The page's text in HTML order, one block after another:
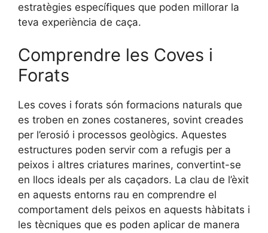
estratègies específiques que poden millorar la
teva experiència de caça.
Comprendre les Coves i
Forats
Les coves i forats són formacions naturals que
es troben en zones costaneres, sovint creades
per l’erosió i processos geològics. Aquestes
estructures poden servir com a refugis per a
peixos i altres criatures marines, convertint-se
en llocs ideals per als caçadors. La clau de l’èxit
en aquests entorns rau en comprendre el
comportament dels peixos en aquests hàbitats i
les tècniques que es poden aplicar de manera